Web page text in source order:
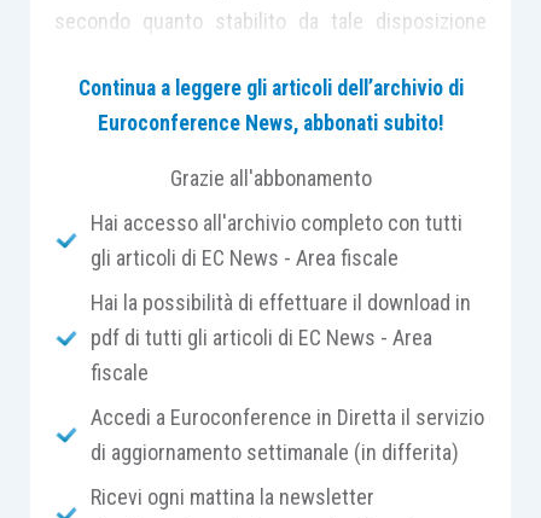
secondo quanto stabilito da tale disposizione
istituita da:
Comuni ricompresi neglielenchi regionali
dellelocalità turisticheocittà d’arte
CONTINUA A LEGGERE…
Continua a leggere gli articoli dell’archivio di
Euroconference News, abbonati subito!
Grazie all'abbonamento
Hai accesso all'archivio completo con tutti
gli articoli di EC News - Area fiscale
Hai la possibilità di effettuare il download in
pdf di tutti gli articoli di EC News - Area
fiscale
Accedi a Euroconference in Diretta il servizio
di aggiornamento settimanale (in differita)
Ricevi ogni mattina la newsletter